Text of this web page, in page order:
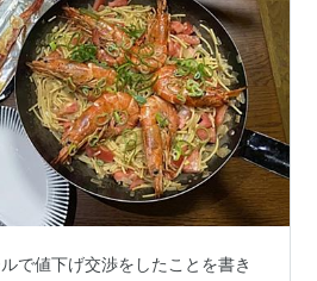
で値下げ交渉をしたことを書き